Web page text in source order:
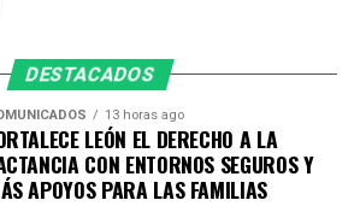
DESTACADOS
13 horas ago
LEÓN EL DERECHO A LA
CON ENTORNOS SEGUROS Y
APOYOS PARA LAS FAMILIAS